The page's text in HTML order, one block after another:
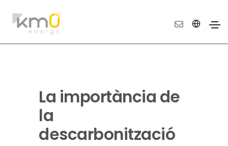
La importància de
la
descarbonització